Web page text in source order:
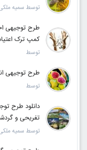
توسط سمیه
طرح توجیهی
کمپ ترک
توسط
طرح توجیهی
توسط
دانلود طرح
تفریحی و
توسط سمیه